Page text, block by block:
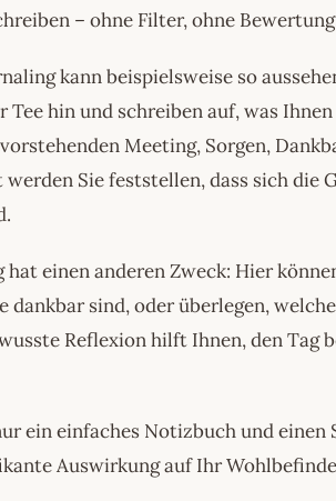
– ohne Filter, ohne
kann beispielsweise so
Tee hin und schreiben auf, was
Meeting, Sorgen,
Sie feststellen, dass sich die
einen anderen Zweck: Hier
dankbar sind, oder überlegen,
Reflexion hilft Ihnen, den Tag
ein einfaches Notizbuch und einen
Auswirkung auf Ihr